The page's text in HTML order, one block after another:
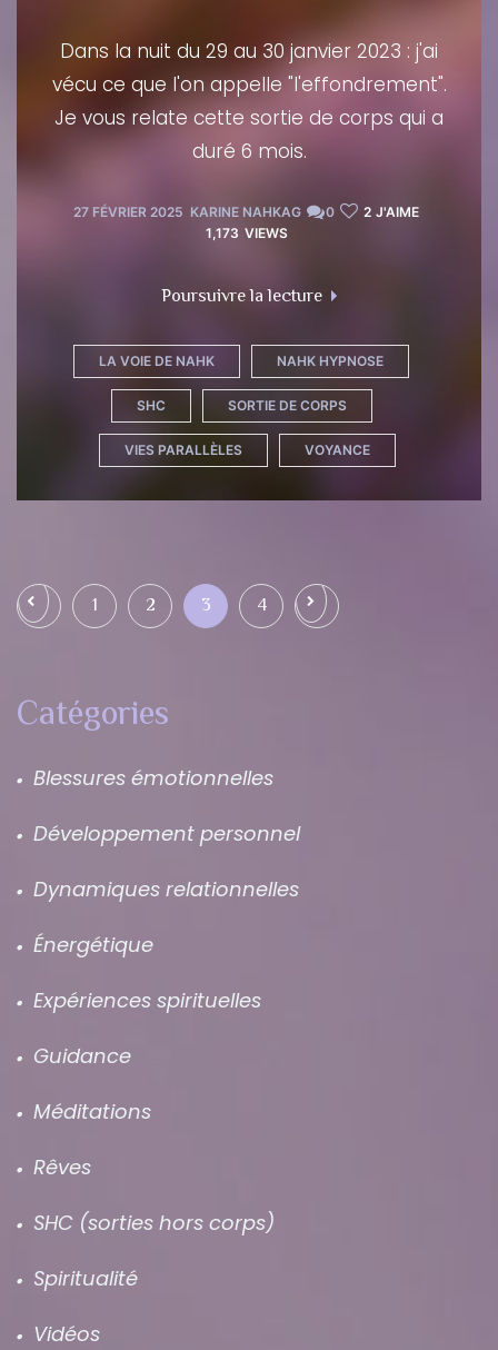
Dans la nuit du 29 au 30 janvier 2023 : j'ai
vécu ce que l'on appelle "l'effondrement".
Je vous relate cette sortie de corps qui a
duré 6 mois.
27 FÉVRIER 2025 KARINE NAHKAG 0 2 J'AIME
1,173 VIEWS
Poursuivre la lecture"Sortie hors corps
LA VOIE DE NAHK NAHK HYPNOSE
SHC SORTIE DE CORPS
VIES PARALLÈLES VOYANCE
Page précédente
1 2 3 4 Page suivante
Catégories
Blessures émotionnelles
Développement personnel
Dynamiques relationnelles
Énergétique
Expériences spirituelles
Guidance
Méditations
Rêves
SHC (sorties hors corps)
Spiritualité
Vidéos